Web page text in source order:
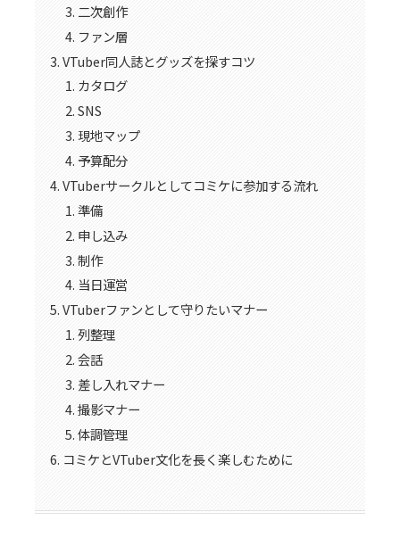
二次創作
ファン層
VTuber同人誌とグッズを探すコツ
カタログ
SNS
現地マップ
予算配分
VTuberサークルとしてコミケに参加する流れ
準備
申し込み
制作
当日運営
VTuberファンとして守りたいマナー
列整理
会話
差し入れマナー
撮影マナー
体調管理
コミケとVTuber文化を長く楽しむために